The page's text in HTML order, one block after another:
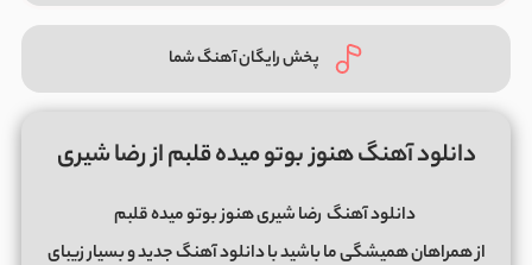
پخش رایگان آهنگ شما
دانلود آهنگ هنوز بوتو میده قلبم از رضا شیری
دانلود آهنگ رضا شیری هنوز بوتو میده قلبم
از همراهان همیشگی ما باشید با دانلود آهنگ جدید و بسیار زیبای